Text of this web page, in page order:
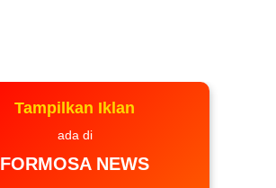
Tampilkan Iklan
ada di
FORMOSA NEWS